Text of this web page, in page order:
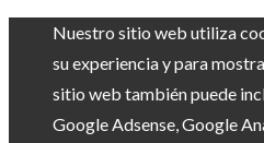
Nuestro sitio web utiliza
su experiencia y para
sitio web también puede
Google Adsense, Google